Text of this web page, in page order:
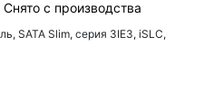
SATA Slim, серия 3IE3, iSLC,